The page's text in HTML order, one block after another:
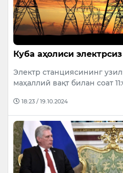
Куба аҳолиси
Электр станциясининг
маҳаллий вақт билан соат
18:23 / 19.10.2024